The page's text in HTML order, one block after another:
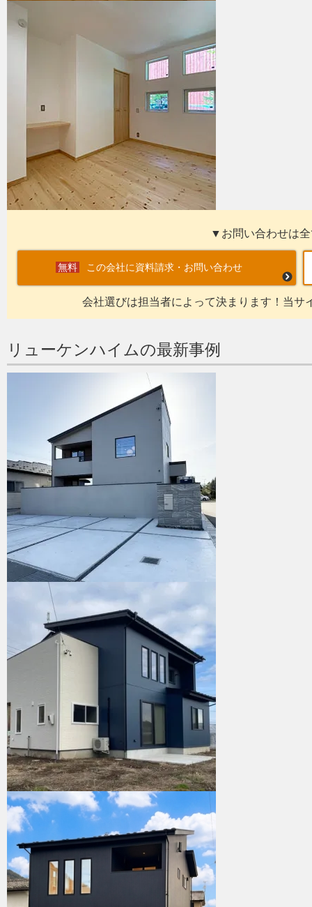
▼お問い合わせは
この会社に資料請求・お問い合わせ
会社選びは担当者によって決まります！当サ
リューケンハイムの最新事例